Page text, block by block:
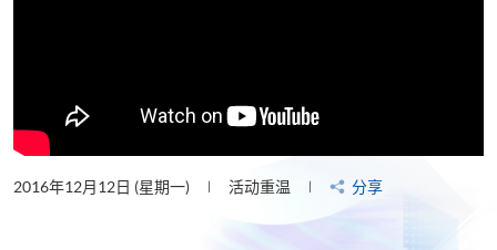
2016年12月12日 (星期一) 活动重温 分享